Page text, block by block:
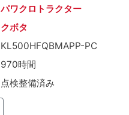
パワクロトラクター
クボタ
KL500HFQBMAPP-PC
970時間
点検整備済み